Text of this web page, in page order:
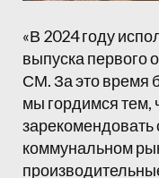
«В 2024 году
выпуска первого
СМ. За это время
мы гордимся тем,
зарекомендовать
коммунальном